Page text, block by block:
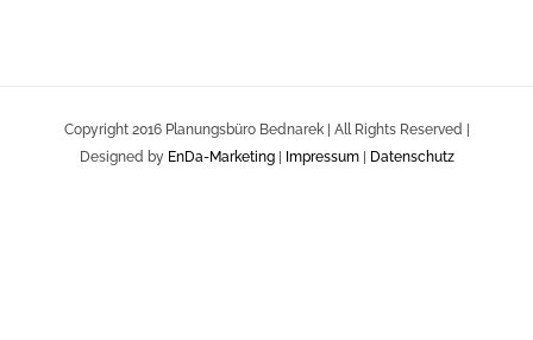
Copyright 2016 Planungsbüro Bednarek | All Rights Reserved |
Designed by EnDa-Marketing| Impressum| Datenschutz